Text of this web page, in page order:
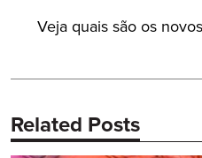
Próximo
Veja quais são os
Related Posts